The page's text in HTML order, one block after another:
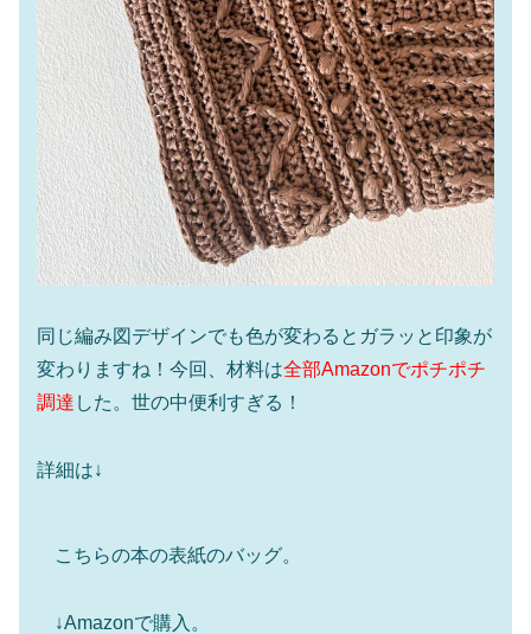
同じ編み図デザインでも色が変わるとガラッと印象が
変わりますね！今回、材料は全部Amazonでポチポチ
調達 した。世の中便利すぎる！
詳細は↓
こちらの本の表紙のバッグ。
↓Amazonで購入。